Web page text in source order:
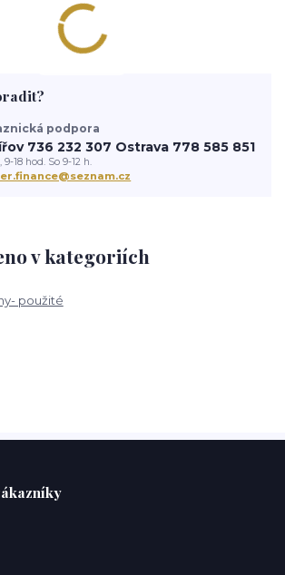
v kategoriích
použité
podpora
736 232 307 Ostrava 778 585 851
9-18 hod. So 9-12 h.